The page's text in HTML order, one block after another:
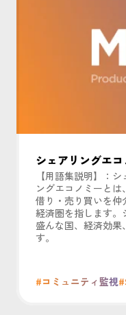
シェアリングエ
【用語集説明】：
ングエコノミーと
借り・売り買いを仲
経済圏を指します。
盛んな国、経済効果
す。
#コミュニティ監視